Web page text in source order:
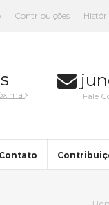
Contribuições
Fale
Contato